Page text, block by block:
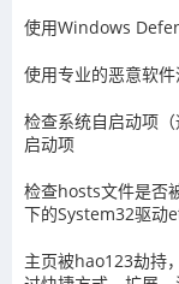
使用Windows
使用专业的恶意软
检查系统自启动项
启动项
检查hosts文件是否
下的System32驱动
主页被hao123劫持